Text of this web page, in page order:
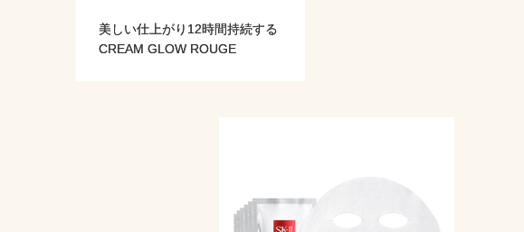
美しい仕上がり12時間持続する
CREAM GLOW ROUGE